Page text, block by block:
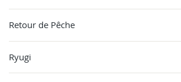
Retour de Pêche
Ryugi